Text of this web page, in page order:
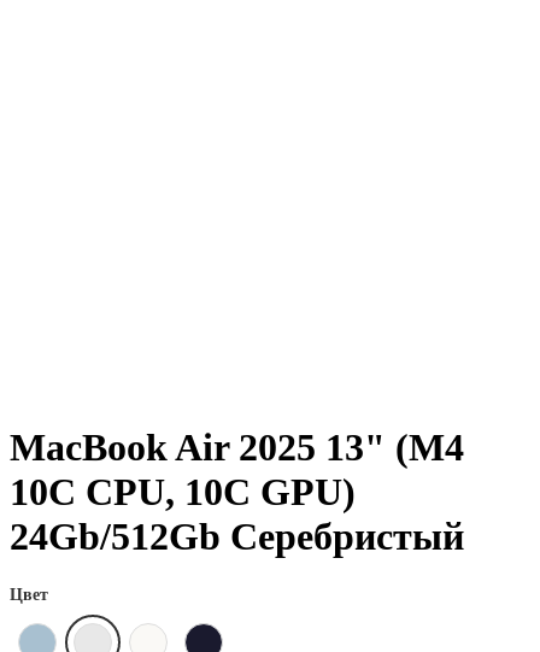
MacBook Air 2025 13" (М4
10C CPU, 10C GPU)
24Gb/512Gb Серебристый
Цвет